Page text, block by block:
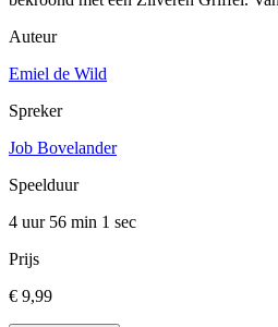
Auteur
Emiel de Wild
Spreker
Job Bovelander
Speelduur
4 uur 56 min 1 sec
Prijs
€ 9,99